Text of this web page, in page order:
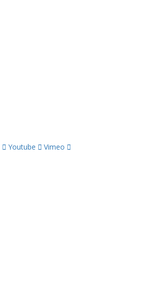
Youtube Vimeo